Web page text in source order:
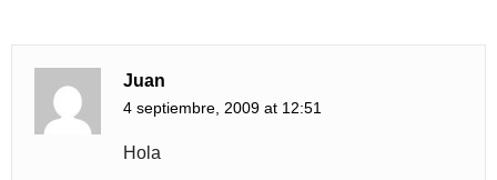
Juan
4 septiembre, 2009 at 12:51
Hola